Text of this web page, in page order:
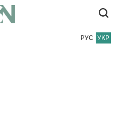
РУС УКР